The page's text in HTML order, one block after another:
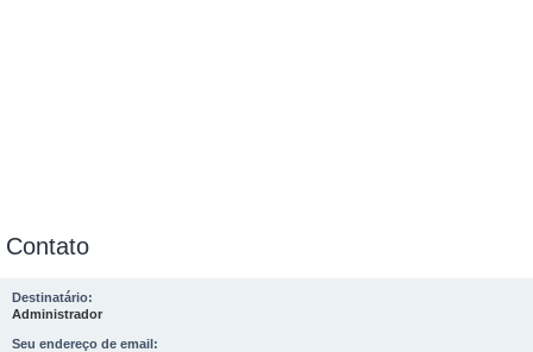
Contato
Destinatário:
Administrador
Seu endereço de email: